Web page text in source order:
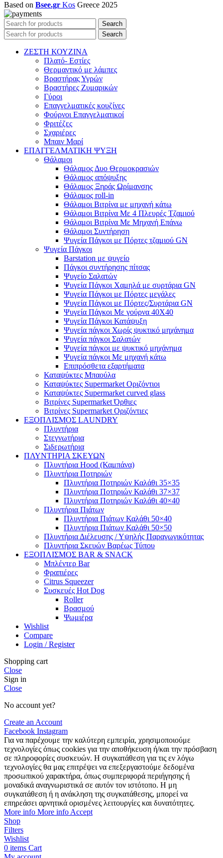
Based on Bsee.gr Kos Greece 2025
Search
Search
ΖΕΣΤΗ ΚΟΥΖΙΝΑ
Πλατό- Εστίες
Θερμαντικό με λάμπες
Βραστήρας Υγρών
Βραστήρες Ζυμαρικών
Γύροι
Επαγγελματικές κουζίνες
Φούρνοι Επαγγελματικοί
Φριτέζες
Σχαριέρες
Μπαιν Μαρί
ΕΠΑΓΓΕΛΜΑΤΙΚΗ ΨΥΞΗ
Θάλαμοι
Θάλαμος Δυο Θερμοκρασιών
Θάλαμος απόψυξης
Θάλαμος Ξηράς Ωρίμανσης
Θάλαμος roll-in
Θάλαμοι Βιτρίνα με μηχανή κάτω
Θάλαμοι Βιτρίνα Με 4 Πλευρές Τζαμιού
Θάλαμοι Βιτρίνα Με Μηχανή Επάνω
Θάλαμοι Συντήρηση
Ψυγεία Πάγκοι με Πόρτες τζαμιού GN
Ψυγεία Πάγκοι
Barstation με ψυγείο
Πάγκοι συντήρησης πίτσας
Ψυγείο Σαλατών
Ψυγεία Πάγκοι Χαμηλά με συρτάρια GN
Ψυγεία Πάγκοι με Πόρτες μεγάλες
Ψυγεία Πάγκοι με Πόρτες/Συρτάρια GN
Ψυγεία Πάγκοι Με γούρνα 40Χ40
Ψυγεία Πάγκοι Κατάψυξη
Ψυγεία πάγκοι Χωρίς ψυκτικό μηχάνημα
Ψυγεία πάγκοι Σαλατών
Ψυγεία πάγκοι με ψυκτικό μηχάνημα
Ψυγεία πάγκοι Με μηχανή κάτω
Επιπρόσθετα εξαρτήματα
Καταψύκτες Μπαούλα
Καταψύκτες Supermarket Οριζόντιοι
Καταψύκτες Supermarket curved glass
Βιτρίνες Supermarket Όρθιες
Βιτρίνες Supermarket Οριζόντιες
ΕΞΟΠΛΙΣΜΟΣ LAUNDRY
Πλυντήρια
Στεγνωτήρια
Σιδερωτήρια
ΠΛΥΝΤΗΡΙΑ ΣΚΕΥΩΝ
Πλυντήρια Hood (Καμπάνα)
Πλυντήρια Ποτηριών
Πλυντήρια Ποτηριών Καλάθι 35×35
Πλυντήρια Ποτηριών Καλάθι 37×37
Πλυντήρια Ποτηριών Καλάθι 40×40
Πλυντήρια Πιάτων
Πλυντήρια Πιάτων Καλάθι 50×40
Πλυντήρια Πιάτων Καλάθι 50×50
Πλυντήρια Διέλευσης / Υψηλής Παραγωγικότητας
Πλυντήρια Σκευών Βαρέως Τύπου
ΕΞΟΠΛΙΣΜΟΣ BAR & SNACK
Μπλέντερ Bar
Φραπιέρες
Citrus Squeezer
Συσκευές Hot Dog
Roller
Βρασμού
Ψωμιέρα
Wishlist
Compare
Login / Register
Shopping cart
Close
Sign in
Close
No account yet?
Create an Account
Facebook Instagram
Για να παρέχουμε την καλύτερη εμπειρία, χρησιμοποιούμε
τεχνολογίες όπως cookies για την αποθήκευση ή/και την πρόσβαση
σε πληροφορίες συσκευών. Η συγκατάθεση για τις εν λόγω
τεχνολογίες θα μας επιτρέψει να επεξεργαστούμε δεδομένα
προσωπικού χαρακτήρα, όπως συμπεριφορά περιήγησης ή
μοναδικά αναγνωριστικά σε αυτόν τον ιστότοπο. Η μη
συγκατάθεση ή η ανάκληση της συγκατάθεσης, μπορεί να
επηρεάσει αρνητικά ορισμένες λειτουργίες και δυνατότητες.
More info More info Accept
Shop
Filters
Wishlist
0 items Cart